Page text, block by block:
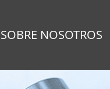
SOBRE NOSOTROS